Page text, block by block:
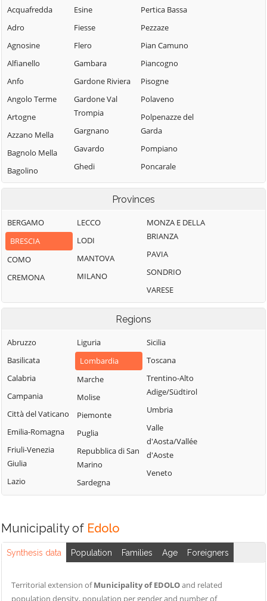
Acquafredda
Adro
Agnosine
Alfianello
Anfo
Angolo Terme
Artogne
Azzano Mella
Bagnolo Mella
Bagolino
Barbariga
Bassano
Bresciano
Bedizzole
Berlingo
Berzo Inferiore
Bione
Borgo San
Giacomo
Borgosatollo
Borno
Botticino
Bovegno
Bovezzo
Brandico
Brione
Calcinato
Esine
Fiesse
Flero
Gambara
Gardone Riviera
Gardone Val
Trompia
Gargnano
Gavardo
Ghedi
Gianico
Gottolengo
Gussago
Idro
Incudine
Irma
Isorella
Leno
Limone sul Garda
Lodrino
Lograto
Lonato del Garda
Longhena
Losine
Lozio
Lumezzane
Magasa
Mairano
Malegno
Manerba del
Pertica Bassa
Pezzaze
Pian Camuno
Piancogno
Pisogne
Polaveno
Polpenazze del
Garda
Pompiano
Poncarale
Ponte di Legno
Pontevico
Pontoglio
Pozzolengo
Pralboino
Preseglie
Prevalle
Provaglio d'Iseo
Sabbia
Puegnago del
Garda
Quinzano d'Oglio
Remedello
Rezzato
Roccafranca
Roncadelle
Sabbio Chiese
Salò
Provinces
BERGAMO
BRESCIA
COMO
CREMONA
LECCO
LODI
MANTOVA
MILANO
MONZA E DELLA
BRIANZA
PAVIA
SONDRIO
VARESE
Regions
Abruzzo
Basilicata
Calabria
Campania
Città del Vaticano
Emilia-Romagna
Friuli-Venezia
Giulia
Lazio
Liguria
Lombardia
Marche
Molise
Piemonte
Puglia
Repubblica di San
Marino
Sardegna
Sicilia
Toscana
Trentino-Alto
Adige/Südtirol
Umbria
Valle
d'Aosta/Vallée
d'Aoste
Veneto
Municipality of Edolo
Synthesis data Population Families Age Foreigners
Territorial extension ofMunicipality of EDOLOand related
population density, population per gender and number of